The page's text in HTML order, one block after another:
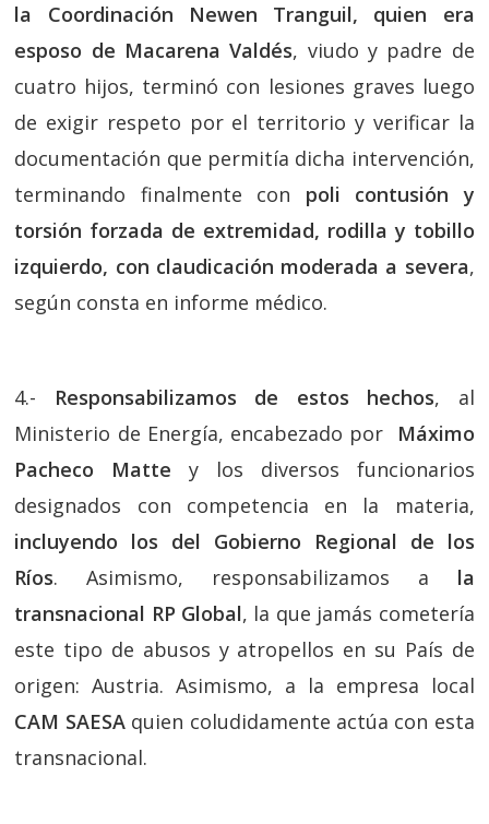
la Coordinación Newen Tranguil, quien era
esposo de Macarena Valdés, viudo y padre de
cuatro hijos, terminó con lesiones graves luego
de exigir respeto por el territorio y verificar la
documentación que permitía dicha intervención,
terminando finalmente con poli contusión y
torsión forzada de extremidad, rodilla y tobillo
izquierdo, con claudicación moderada a severa,
según consta en informe médico.
4.- Responsabilizamos de estos hechos, al
Ministerio de Energía, encabezado por
Máximo
Pacheco Matte y los diversos funcionarios
designados con competencia en la materia,
incluyendo los del Gobierno Regional de los
Ríos. Asimismo, responsabilizamos a la
transnacional RP Global, la que jamás cometería
este tipo de abusos y atropellos en su País de
origen: Austria. Asimismo, a la empresa local
CAM SAESAquien coludidamente actúa con esta
transnacional.